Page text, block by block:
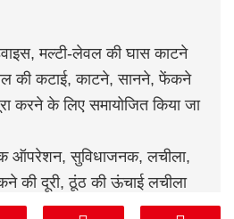
मल्टी-लेवल की घास काटने
की कटाई, काटने, सानने, फेंकने
करने के लिए समायोजित किया जा
ऑपरेशन, सुविधाजनक, लचीला,
की दूरी, ठूंठ की ऊंचाई लचीला